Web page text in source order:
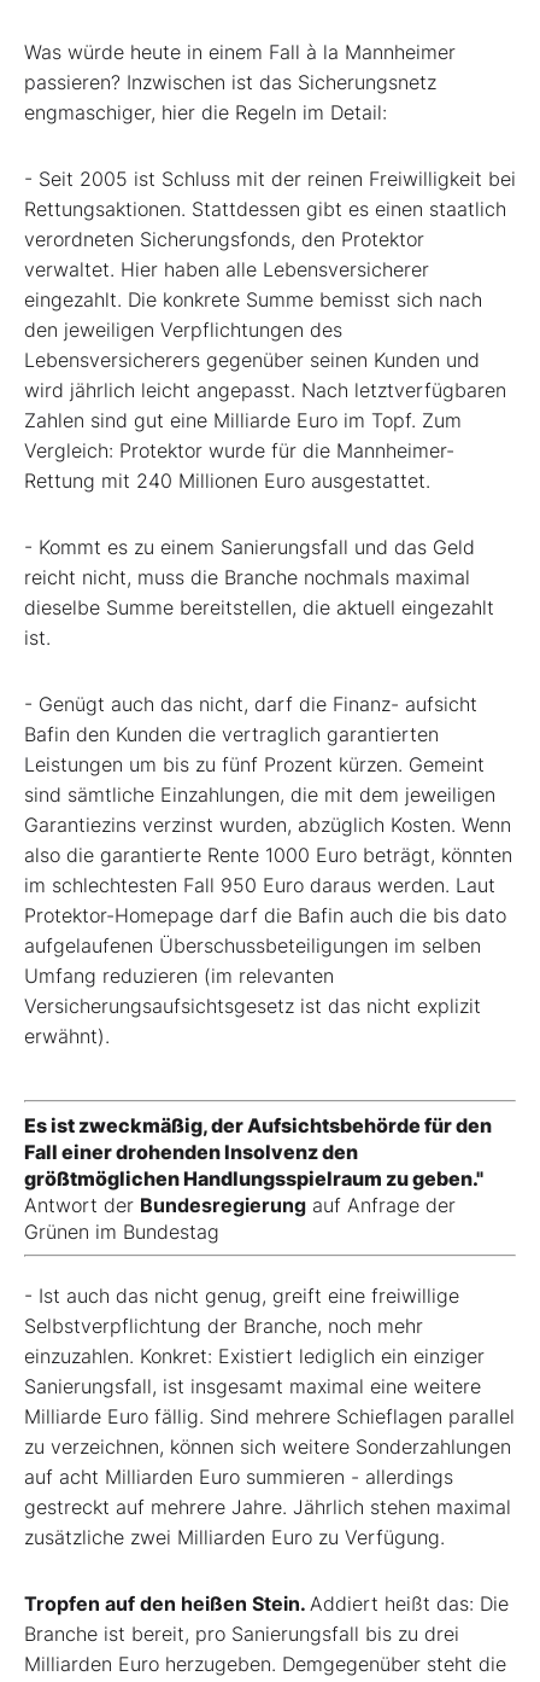
Was würde heute in einem Fall à la Mannheimer
passieren? Inzwischen ist das Sicherungsnetz
engmaschiger, hier die Regeln im Detail:
- Seit 2005 ist Schluss mit der reinen Freiwilligkeit bei
Rettungsaktionen. Stattdessen gibt es einen staatlich
verordneten Sicherungsfonds, den Protektor
verwaltet. Hier haben alle Lebensversicherer
eingezahlt. Die konkrete Summe bemisst sich nach
den jeweiligen Verpflichtungen des
Lebensversicherers gegenüber seinen Kunden und
wird jährlich leicht angepasst. Nach letztverfügbaren
Zahlen sind gut eine Milliarde Euro im Topf. Zum
Vergleich: Protektor wurde für die Mannheimer-
Rettung mit 240 Millionen Euro ausgestattet.
- Kommt es zu einem Sanierungsfall und das Geld
reicht nicht, muss die Branche nochmals maximal
dieselbe Summe bereitstellen, die aktuell eingezahlt
ist.
- Genügt auch das nicht, darf die Finanz- aufsicht
Bafin den Kunden die vertraglich garantierten
Leistungen um bis zu fünf Prozent kürzen. Gemeint
sind sämtliche Einzahlungen, die mit dem jeweiligen
Garantiezins verzinst wurden, abzüglich Kosten. Wenn
also die garantierte Rente 1000 Euro beträgt, könnten
im schlechtesten Fall 950 Euro daraus werden. Laut
Protektor-Homepage darf die Bafin auch die bis dato
aufgelaufenen Überschussbeteiligungen im selben
Umfang reduzieren (im relevanten
Versicherungsaufsichtsgesetz ist das nicht explizit
erwähnt).
Es ist zweckmäßig, der Aufsichtsbehörde für den
Fall einer drohenden Insolvenz den
größtmöglichen Handlungsspielraum zu geben."
Antwort der Bundesregierung auf Anfrage der
Grünen im Bundestag
- Ist auch das nicht genug, greift eine freiwillige
Selbstverpflichtung der Branche, noch mehr
einzuzahlen. Konkret: Existiert lediglich ein einziger
Sanierungsfall, ist insgesamt maximal eine weitere
Milliarde Euro fällig. Sind mehrere Schieflagen parallel
zu verzeichnen, können sich weitere Sonderzahlungen
auf acht Milliarden Euro summieren - allerdings
gestreckt auf mehrere Jahre. Jährlich stehen maximal
zusätzliche zwei Milliarden Euro zu Verfügung.
Tropfen auf den heißen Stein. Addiert heißt das: Die
Branche ist bereit, pro Sanierungsfall bis zu drei
Milliarden Euro herzugeben. Demgegenüber steht die